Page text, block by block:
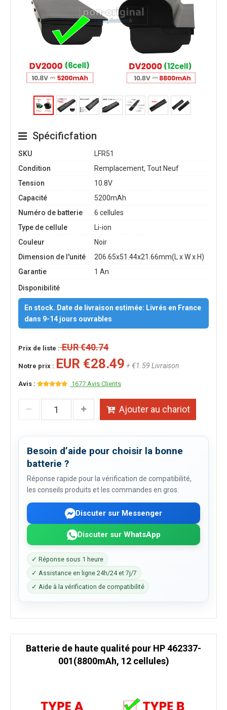
Spécificfation
SKU
LFR51
Condition
Remplacement, Tout Neuf
Tension
10.8V
Capacité
5200mAh
Numéro de batterie
6 cellules
Type de cellule
Li-ion
Couleur
Noir
Dimension de l'unité
206.65x51.44x21.66mm(L x W x H)
Garantie
1 An
Disponibilité
En stock. Date de livraison estimée: Livrés en France
dans 9-14 jours ouvrables
Prix de liste :EUR €40.74
Notre prix : EUR €28.49 + €1.59 Livraison
Avis : 1677 Avis Clients
Ajouter au chariot
Besoin d’aide pour choisir la bonne
batterie ?
Réponse rapide pour la vérification de compatibilité,
les conseils produits et les commandes en gros.
Discuter sur Messenger
Discuter sur WhatsApp
✓ Réponse sous 1 heure
✓ Assistance en ligne 24h/24 et 7j/7
✓ Aide à la vérification de compatibilité
Batterie de haute qualité pour HP 462337-
001(8800mAh, 12 cellules)